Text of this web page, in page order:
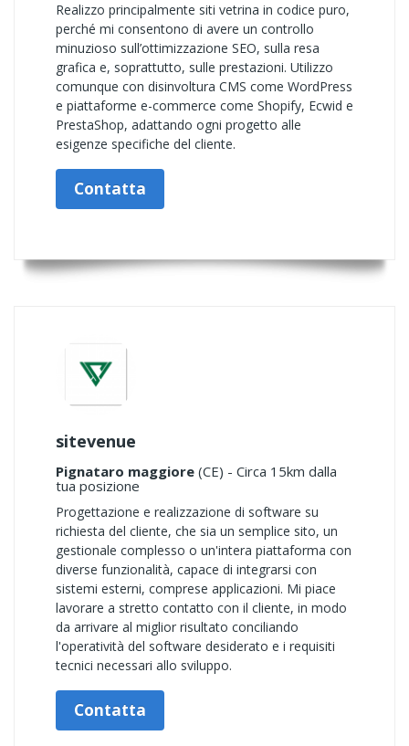
Realizzo principalmente siti vetrina in codice puro,
perché mi consentono di avere un controllo
minuzioso sull’ottimizzazione SEO, sulla resa
grafica e, soprattutto, sulle prestazioni. Utilizzo
comunque con disinvoltura CMS come WordPress
e piattaforme e-commerce come Shopify, Ecwid e
PrestaShop, adattando ogni progetto alle
esigenze specifiche del cliente.
Contatta
sitevenue
Pignataro maggiore (CE) - Circa 15km dalla
tua posizione
Progettazione e realizzazione di software su
richiesta del cliente, che sia un semplice sito, un
gestionale complesso o un'intera piattaforma con
diverse funzionalità, capace di integrarsi con
sistemi esterni, comprese applicazioni. Mi piace
lavorare a stretto contatto con il cliente, in modo
da arrivare al miglior risultato conciliando
l'operatività del software desiderato e i requisiti
tecnici necessari allo sviluppo.
Contatta